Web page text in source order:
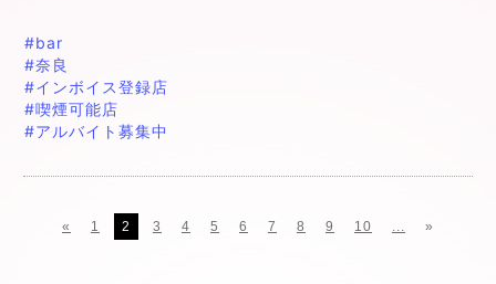
#bar
#奈良
#インボイス登録店
#喫煙可能店
#アルバイト募集中
« 1 2 3 4 5 6 7 8 9 10 ... »